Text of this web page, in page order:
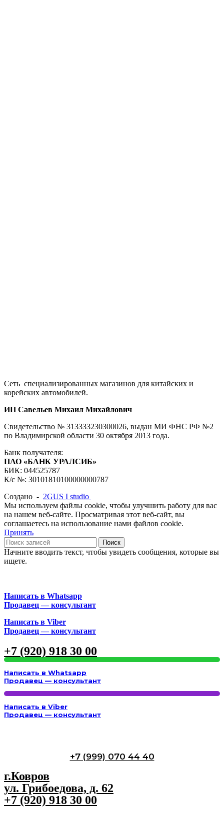
Сеть специализированных магазинов для китайских и
корейских автомобилей.
ИП Савельев Михаил Михайлович
Свидетельство № 313333230300026, выдан МИ ФНС РФ №2
по Владимирской области 30 октября 2013 года.
Банк получателя:
ПАО «БАНК УРАЛСИБ»
БИК: 044525787
К/с №: 30101810100000000787
Создано - 2GUS I studio
Мы используем файлы cookie, чтобы улучшить работу для вас
на нашем веб-сайте. Просматривая этот веб-сайт, вы
соглашаетесь на использование нами файлов cookie.
Принять
Поиск
Начните вводить текст, чтобы увидеть сообщения, которые вы
ищете.
Написать в Whatsapp
Продавец — консультант
Написать в Viber
Продавец — консультант
+7 (920) 918 30 00
Написать в Whatsapp
Продавец — консультант
Написать в Viber
Продавец — консультант
+7 (999) 070 44 40
г.Ковров
ул. Грибоедова, д. 62
+7 (920) 918 30 00